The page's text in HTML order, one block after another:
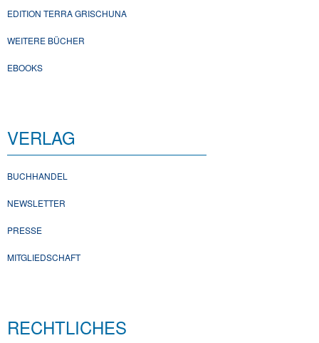
EDITION TERRA GRISCHUNA
WEITERE BÜCHER
EBOOKS
VERLAG
BUCHHANDEL
NEWSLETTER
PRESSE
MITGLIEDSCHAFT
RECHTLICHES